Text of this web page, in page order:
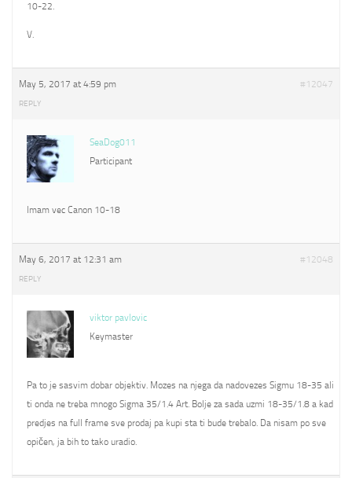
10-22.
V.
May 5, 2017 at 4:59 pm #12047
REPLY
SeaDog011
Participant
Imam vec Canon 10-18
May 6, 2017 at 12:31 am #12048
REPLY
viktor pavlovic
Keymaster
Pa to je sasvim dobar objektiv. Mozes na njega da nadovezes Sigmu 18-35 ali
ti onda ne treba mnogo Sigma 35/1.4 Art. Bolje za sada uzmi 18-35/1.8 a kad
predjes na full frame sve prodaj pa kupi sta ti bude trebalo. Da nisam po sve
opičen, ja bih to tako uradio.